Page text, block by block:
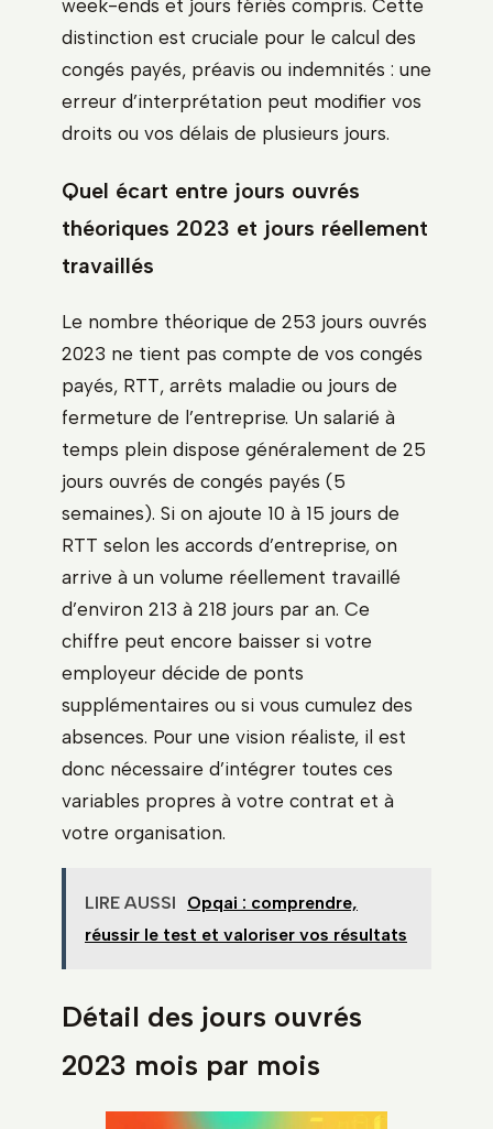
week-ends et jours fériés compris. Cette
distinction est cruciale pour le calcul des
congés payés, préavis ou indemnités : une
erreur d’interprétation peut modifier vos
droits ou vos délais de plusieurs jours.
Quel écart entre jours ouvrés
théoriques 2023 et jours réellement
travaillés
Le nombre théorique de 253 jours ouvrés
2023 ne tient pas compte de vos congés
payés, RTT, arrêts maladie ou jours de
fermeture de l’entreprise. Un salarié à
temps plein dispose généralement de 25
jours ouvrés de congés payés (5
semaines). Si on ajoute 10 à 15 jours de
RTT selon les accords d’entreprise, on
arrive à un volume réellement travaillé
d’environ 213 à 218 jours par an. Ce
chiffre peut encore baisser si votre
employeur décide de ponts
supplémentaires ou si vous cumulez des
absences. Pour une vision réaliste, il est
donc nécessaire d’intégrer toutes ces
variables propres à votre contrat et à
votre organisation.
LIRE AUSSI
Opqai : comprendre,
réussir le test et valoriser vos résultats
Détail des jours ouvrés
2023 mois par mois